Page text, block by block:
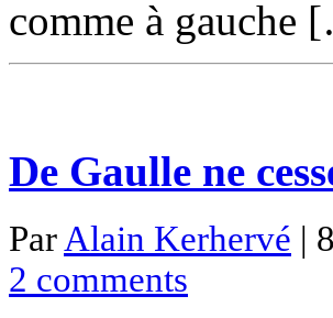
comme à gauche
De Gaulle ne
ParAlain Kerhervé |
2 comments